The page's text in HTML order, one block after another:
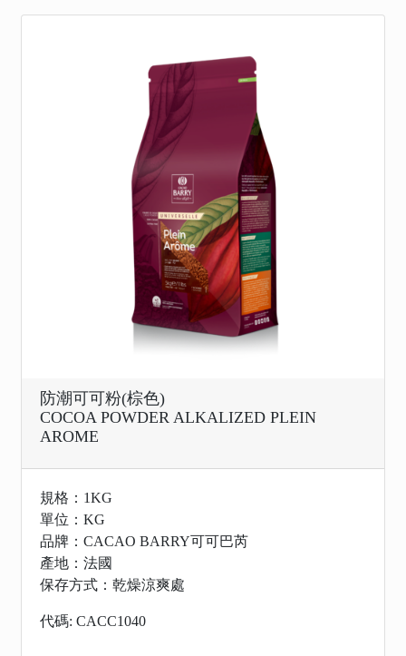
防潮可可粉(棕色)
COCOA POWDER ALKALIZED PLEIN
AROME
規格：1KG
單位：KG
品牌：CACAO BARRY可可巴芮
產地：法國
保存方式：乾燥涼爽處
代碼: CACC1040